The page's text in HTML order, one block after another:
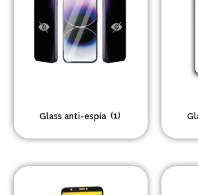
Auriculares con Cable
Amplificadores
Glass anti-espía (1)